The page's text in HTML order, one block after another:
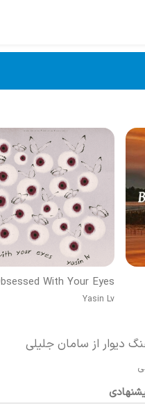
With Your Eyes
Yasin Lv
دیوار از سامان جلیلی